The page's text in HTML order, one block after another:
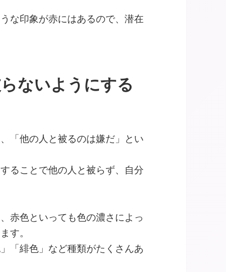
な印象が赤にはあるので、潜在
ないようにする
「他の人と被るのは嫌だ」とい
ることで他の人と被らず、自分
赤色といっても色の濃さによっ
す。
「緋色」など種類がたくさんあ